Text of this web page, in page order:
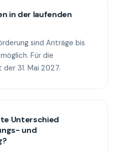
in der laufenden
sind Anträge bis
Für die
31. Mai 2027.
Unterschied
und